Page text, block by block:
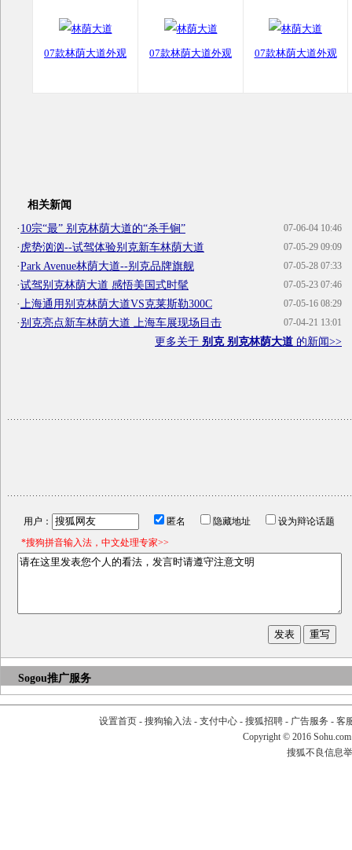
07款林荫大道外观 07款林荫大道外观 07款林荫大道外观
相关新闻
07-06-04 10:46
·10宗“最” 别克林荫大道的“杀手锏”
07-05-29 09:09
· 虎势汹汹--试驾体验别克新车林荫大道
07-05-28 07:33
·Park Avenue林荫大道--别克品牌旗舰
07-05-23 07:46
·试驾别克林荫大道 感悟美国式时髦
07-05-16 08:29
· 上海通用别克林荫大道VS克莱斯勒300C
07-04-21 13:01
·别克亮点新车林荫大道 上海车展现场目击
更多关于 别克 别克林荫大道 的新闻>>
用户： 匿名 隐藏地址
设为辩论话题
*搜狗拼音输入法，中文处理专家>>
Sogou推广服务
设置首页- 搜狗输入法- 支付中心- 搜狐招聘- 广告服务 - 客
Copyright © 2016
搜狐不良信息